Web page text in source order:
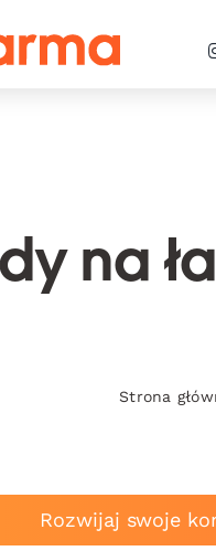
na
Strona
Rozwijaj swoje